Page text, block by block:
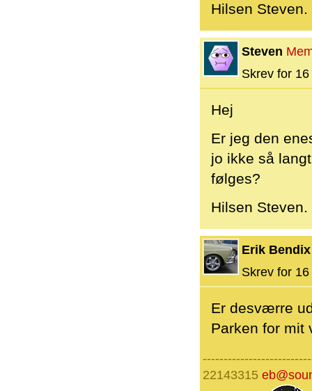
Hilsen Steven.
Steven
Skrev for
Hej
Er jeg den
jo ikke så
følges?
Hilsen Steven.
Erik Bendix
Skrev for
Er desværre
Parken for mit
22143315